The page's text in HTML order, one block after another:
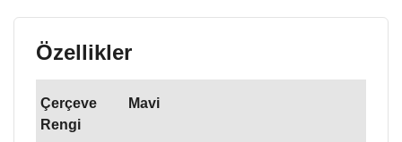
Özellikler
Çerçeve
Rengi
Mavi